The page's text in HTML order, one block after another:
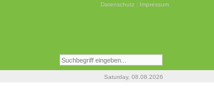
Datenschutz | Impressum
Saturday, 08.08.2026